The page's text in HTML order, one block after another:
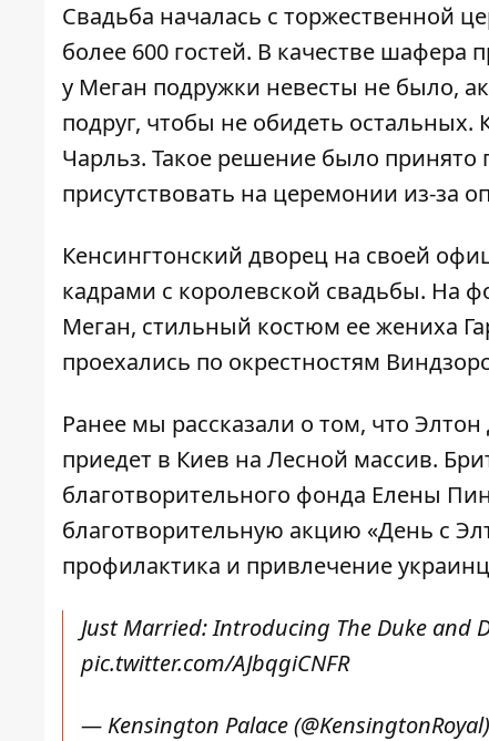
Свадьба началась с торжественной
более 600 гостей. В качестве шафера
у Меган подружки невесты не было,
подруг, чтобы не обидеть
Чарльз. Такое решение было принято
присутствовать на церемонии из-за
Кенсингтонский дворец на своей
кадрами с королевской свадьбы. На
Меган, стильный костюм ее жениха
проехались по окрестностям
Ранее мы рассказали о том, что Элтон
приедет в Киев на Лесной массив.
благотворительного фонда Елены
благотворительную акцию «День с
профилактика и привлечение
Just Married: Introducing The Duke and
pic.twitter.com/AJbqgiCNFR
— Kensington Palace (@KensingtonRoyal)